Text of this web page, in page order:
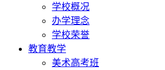
学校概况
办学理念
学校荣誉
教育教学
美术高考班